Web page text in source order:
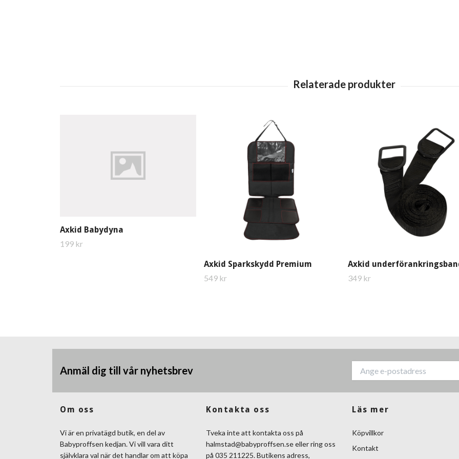
Axkid Babydyna
199 kr
Axkid Sparkskydd Premium
549 kr
Axkid
349 kr
Anmäl dig till vår nyhetsbrev
Om oss
Vi är en privatägd butik, en del av
Babyproffsen kedjan. Vi vill vara ditt
självklara val när det handlar om att köpa
Kontakta oss
Tveka inte att kontakta oss på
halmstad@babyproffsen.seeller ring oss
på 035 211225. Butikens adress,
Läs mer
Köpvillkor
Kontakt